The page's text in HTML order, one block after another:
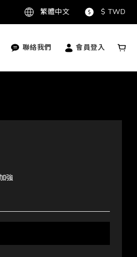
繁體中文 $ TWD
聯絡我們 會員登入
強